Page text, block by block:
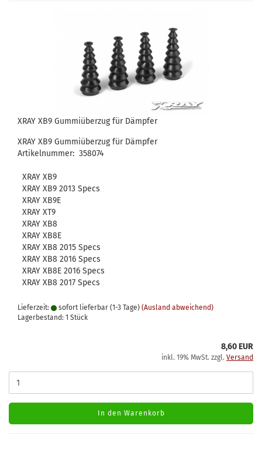
XRAY XB9 Gummiüberzug für Dämpfer
XRAY XB9 Gummiüberzug für Dämpfer
Artikelnummer: 358074
XRAY XB9
XRAY XB9 2013 Specs
XRAY XB9E
XRAY XT9
XRAY XB8
XRAY XB8E
XRAY XB8 2015 Specs
XRAY XB8 2016 Specs
XRAY XB8E 2016 Specs
XRAY XB8 2017 Specs
Lieferzeit: sofort lieferbar (1-3 Tage) (Ausland abweichend)
Lagerbestand: 1 Stück
8,60 EUR
inkl. 19% MwSt. zzgl. Versand
In den Warenkorb